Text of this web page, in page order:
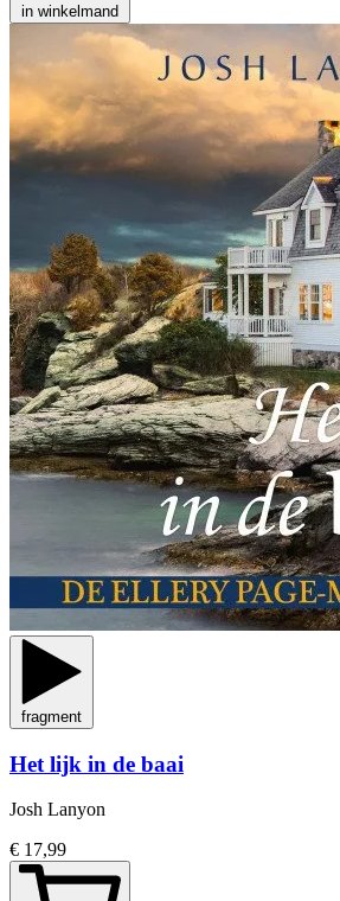
in winkelmand
fragment
Het lijk in de baai
Josh Lanyon
€ 17,99